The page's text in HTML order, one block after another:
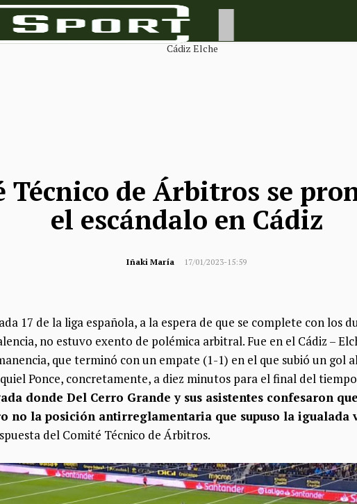
Técnico de Árbitros se
el escándalo en Cádiz
Iñaki María 17/01/2023-15:59
17 de la liga española, a la espera de que se complete con los
no estuvo exento de polémica arbitral. Fue en el Cádiz –
que terminó con un empate (1-1) en el que subió un gol
Ponce, concretamente, a diez minutos para el final del
donde Del Cerro Grande y sus asistentes confesaron
no la posición antirreglamentaria que supuso la igualada
del Comité Técnico de Árbitros.